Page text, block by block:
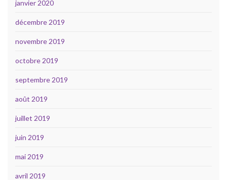
janvier 2020
décembre 2019
novembre 2019
octobre 2019
septembre 2019
août 2019
juillet 2019
juin 2019
mai 2019
avril 2019